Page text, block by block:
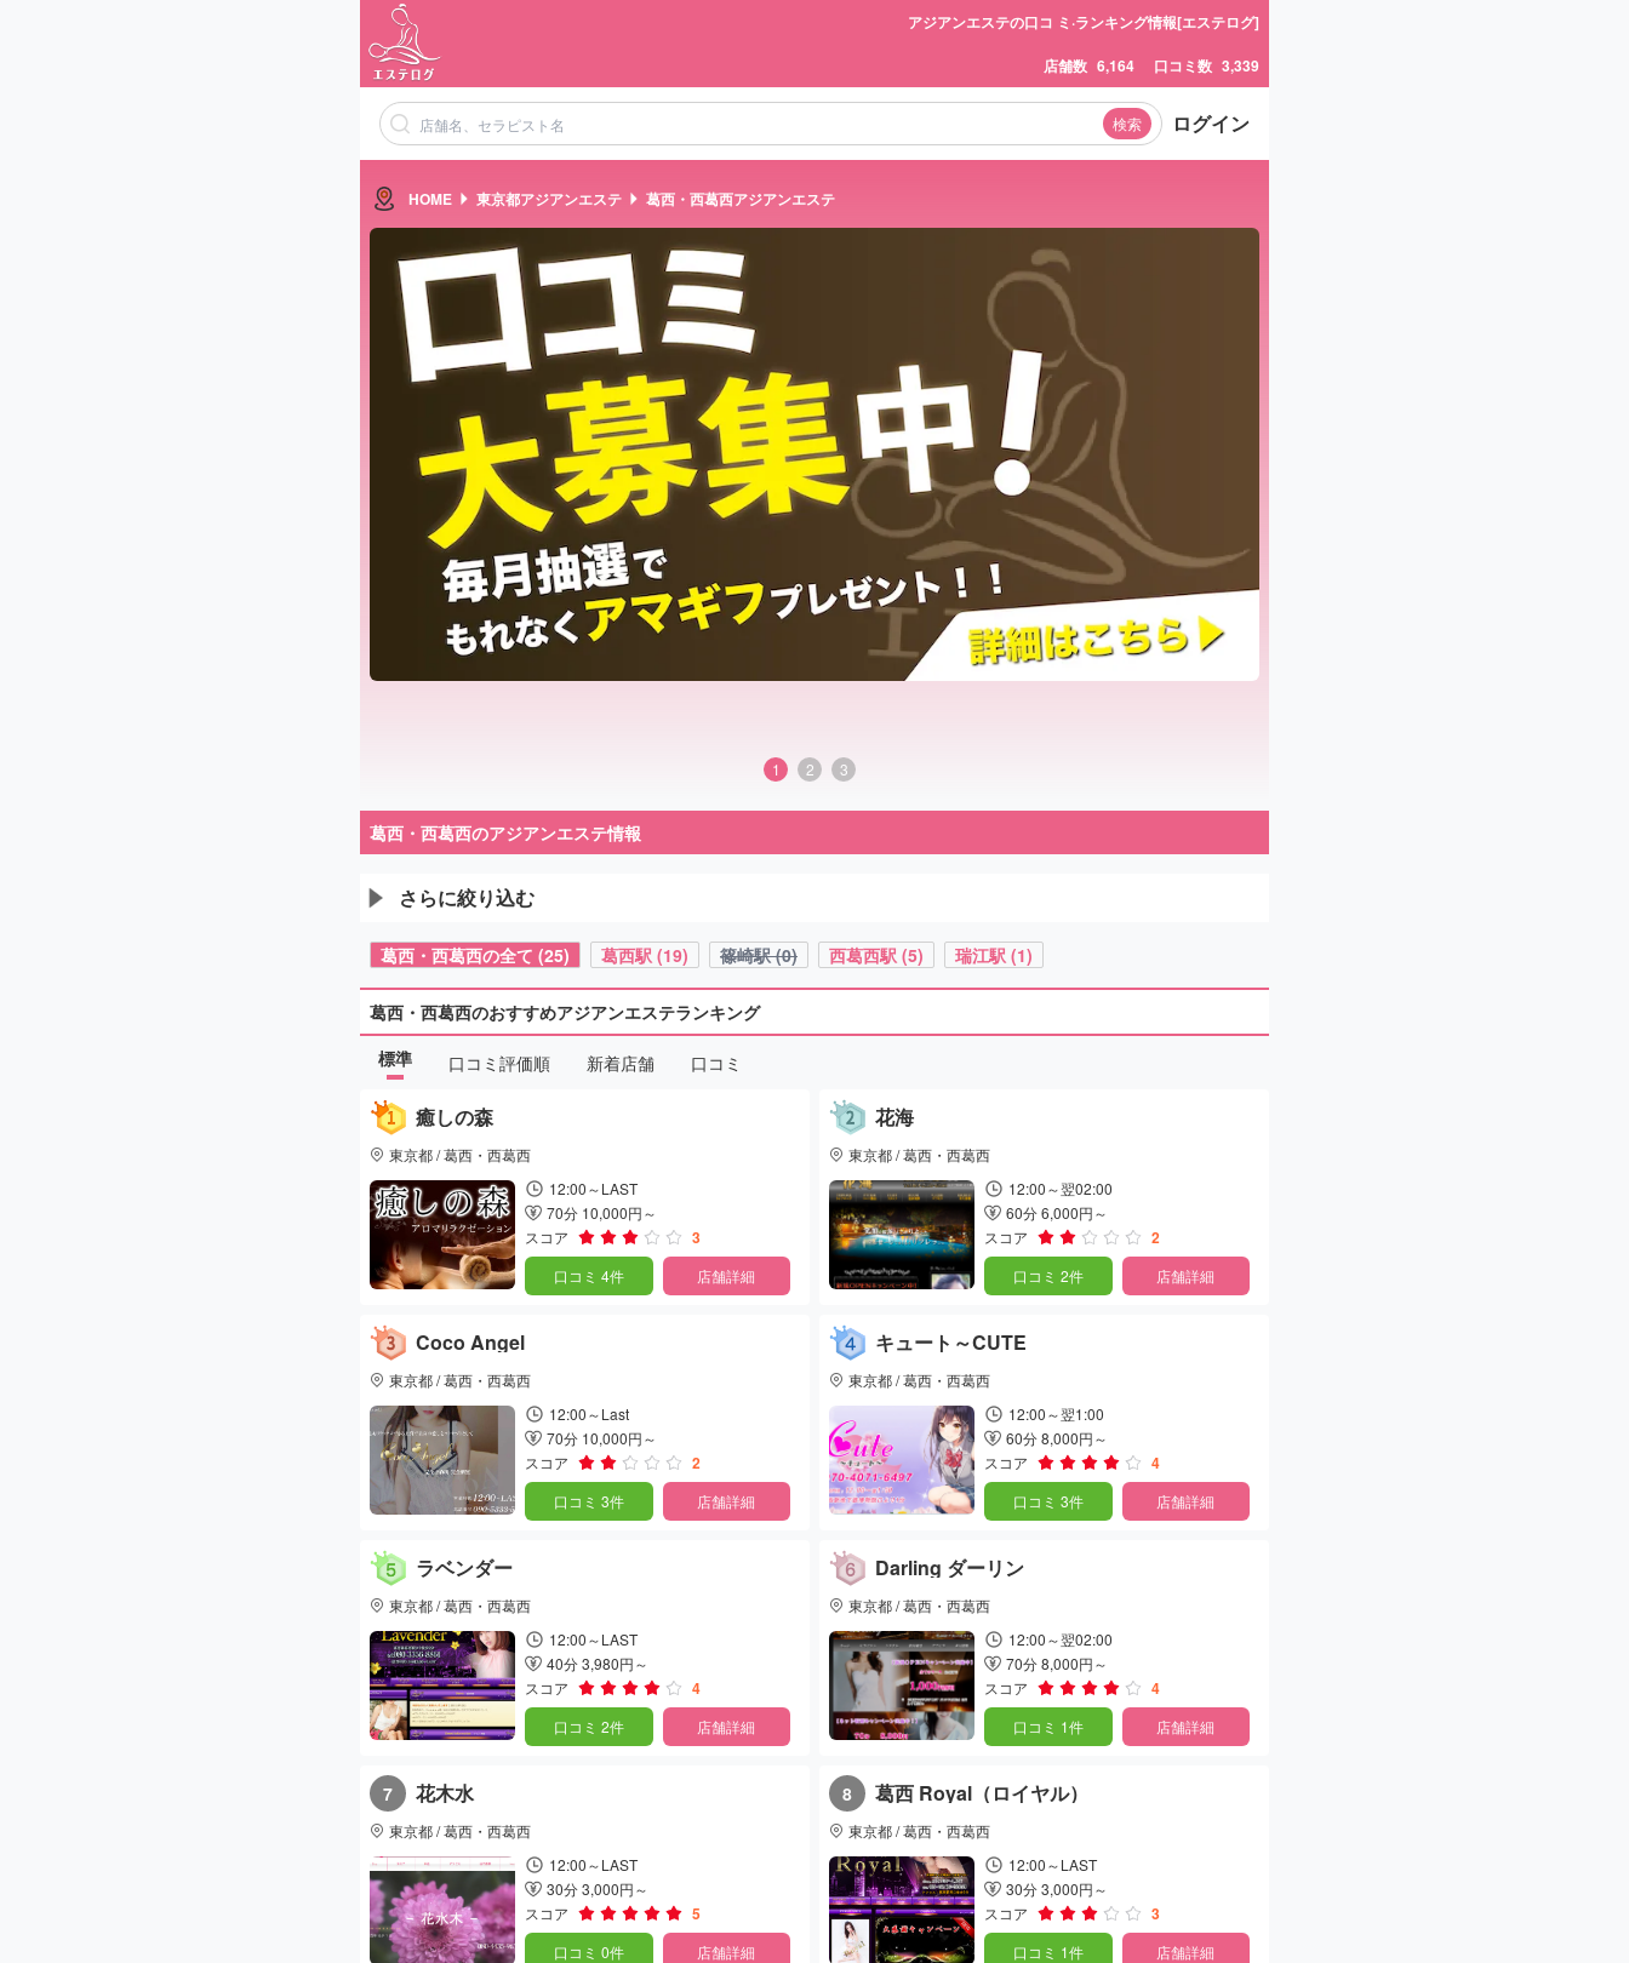
アジアンエステの口コ ミ·ランキング情報[エステログ]
店舗数 6,164 口コミ数 3,339
検索 ログイン
HOME 東京都アジアンエステ 葛西・西葛西アジアンエステ
1 2 3
葛西・西葛西のアジアンエステ情報
さらに絞り込む
葛西・西葛西の全て (25) 葛西駅 (19) 篠崎駅 (0) 西葛西駅 (5) 瑞江駅 (1)
葛西・西葛西のおすすめアジアンエステランキング
標準
口コミ評価順 新着店舗 口コミ
癒しの森
東京都 / 葛西・西葛西
12:00～LAST
70分 10,000円～
スコア
3
口コミ 4件 店舗詳細
花海
東京都 / 葛西・西葛西
12:00～翌02:00
60分 6,000円～
スコア
2
口コミ 2件 店舗詳細
Coco Angel
東京都 / 葛西・西葛西
12:00～Last
70分 10,000円～
スコア
2
口コミ 3件 店舗詳細
キュート～CUTE
東京都 / 葛西・西葛西
12:00～翌1:00
60分 8,000円～
スコア
4
口コミ 3件 店舗詳細
ラベンダー
東京都 / 葛西・西葛西
12:00～LAST
40分 3,980円～
スコア
4
口コミ 2件 店舗詳細
Darling ダーリン
東京都 / 葛西・西葛西
12:00～翌02:00
70分 8,000円～
スコア
4
口コミ 1件 店舗詳細
7 花木水
東京都 / 葛西・西葛西
12:00～LAST
30分 3,000円～
スコア
5
口コミ 0件 店舗詳細
8 葛西 Royal（ロイヤル）
東京都 / 葛西・西葛西
12:00～LAST
30分 3,000円～
スコア
3
口コミ 1件 店舗詳細